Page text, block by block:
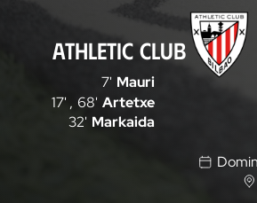
ATHLETIC CLUB
7' Mauri
17' , 68' Artetxe
32' Markaida